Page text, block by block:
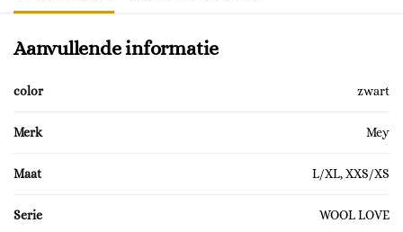
Aanvullende informatie
color zwart
Merk Mey
Maat L/XL, XXS/XS
Serie WOOL LOVE